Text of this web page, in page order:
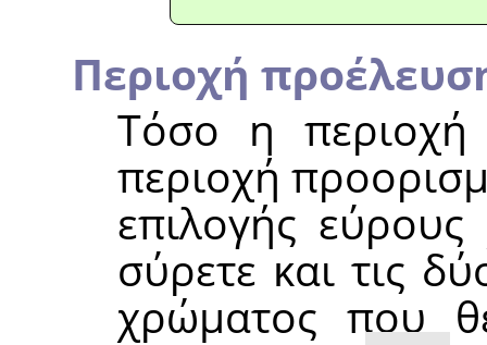
Περιοχή
Τόσο η
περιοχή
επιλογής
σύρετε και τις
χρώματος που